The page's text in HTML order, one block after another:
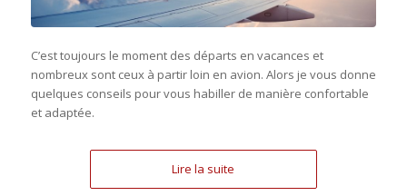
C’est toujours le moment des départs en vacances et
nombreux sont ceux à partir loin en avion. Alors je vous donne
quelques conseils pour vous habiller de manière confortable
et adaptée.
Lire la suite